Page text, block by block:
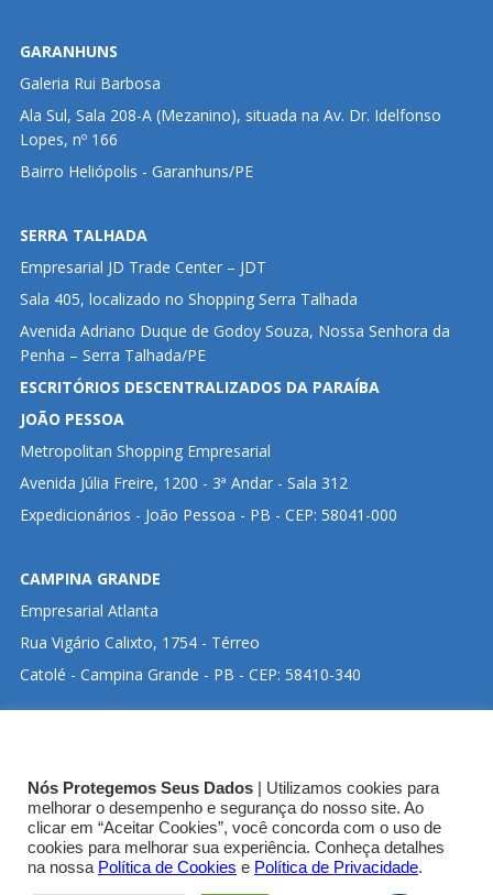
GARANHUNS
Galeria Rui Barbosa
Ala Sul, Sala 208-A (Mezanino), situada na Av. Dr. Idelfonso
Lopes, nº 166
Bairro Heliópolis - Garanhuns/PE
SERRA TALHADA
Empresarial JD Trade Center – JDT
Sala 405, localizado no Shopping Serra Talhada
Avenida Adriano Duque de Godoy Souza, Nossa Senhora da
Penha – Serra Talhada/PE
ESCRITÓRIOS DESCENTRALIZADOS DA PARAÍBA
JOÃO PESSOA
Metropolitan Shopping Empresarial
Avenida Júlia Freire, 1200 - 3ª Andar - Sala 312
Expedicionários - João Pessoa - PB - CEP: 58041-000
CAMPINA GRANDE
Empresarial Atlanta
Rua Vigário Calixto, 1754 - Térreo
Catolé - Campina Grande - PB - CEP: 58410-340
GOOGLE MAPS:
SEDE CRT-03
Nós Protegemos Seus Dados | Utilizamos cookies para
melhorar o desempenho e segurança do nosso site. Ao
clicar em “Aceitar Cookies”, você concorda com o uso de
cookies para melhorar sua experiência. Conheça detalhes
na nossa Política de Cookies e Política de Privacidade.